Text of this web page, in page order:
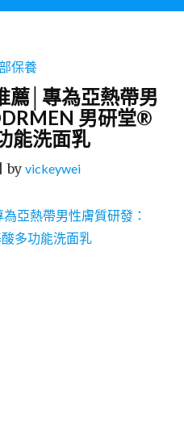
保養
薦│專為亞熱帶男
男研堂®
能洗面乳
by vickeywei